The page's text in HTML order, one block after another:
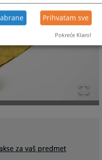
za vaš predmet
Prihvatam sve
Pokreće Klaro!